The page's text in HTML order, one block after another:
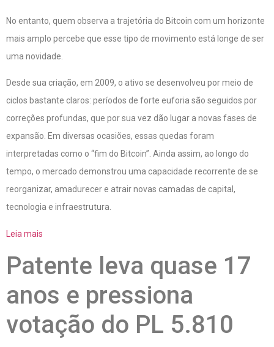
No entanto, quem observa a trajetória do Bitcoin com um horizonte
mais amplo percebe que esse tipo de movimento está longe de ser
uma novidade.
Desde sua criação, em 2009, o ativo se desenvolveu por meio de
ciclos bastante claros: períodos de forte euforia são seguidos por
correções profundas, que por sua vez dão lugar a novas fases de
expansão. Em diversas ocasiões, essas quedas foram
interpretadas como o “fim do Bitcoin”. Ainda assim, ao longo do
tempo, o mercado demonstrou uma capacidade recorrente de se
reorganizar, amadurecer e atrair novas camadas de capital,
tecnologia e infraestrutura.
Leia mais
Patente leva quase 17
anos e pressiona
votação do PL 5.810